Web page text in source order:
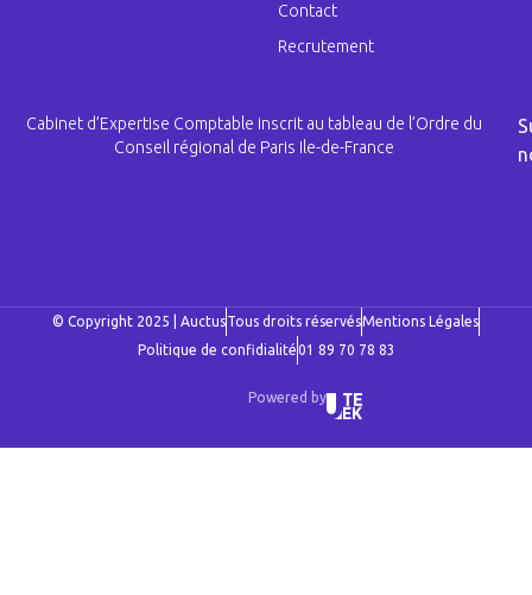
Contact
Recrutement
Cabinet d’Expertise Comptable inscrit au tableau de l’Ordre du
Conseil régional de Paris Ile-de-France
© Copyright 2025 | AuctusTous droits réservésMentions Légales
Politique de confidialité01 89 70 78 83
Powered by